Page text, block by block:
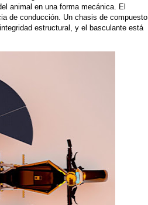
animal en una forma mecánica. El
de conducción. Un chasis de compuesto
estructural, y el basculante está